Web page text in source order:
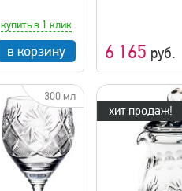
купить в 1 клик
в корзину 6 165 руб.
300 мл
хит продаж!